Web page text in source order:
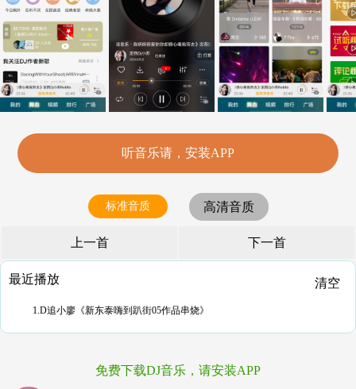
听音乐请，安装APP
标准音质 高清音质
上一首 下一首
最近播放 清空
1.D追小廖《新东泰嗨到趴街05作品串烧》
免费下载DJ音乐，请安装APP